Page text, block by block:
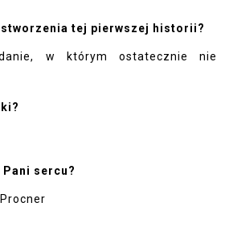
stworzenia tej pierwszej historii?
w którym ostatecznie nie
sercu?